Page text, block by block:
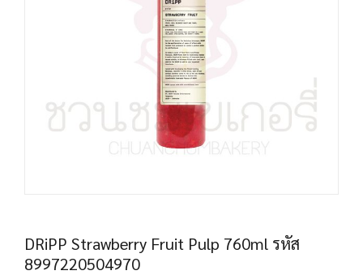
DRiPP Strawberry Fruit Pulp 760ml รหัส
8997220504970